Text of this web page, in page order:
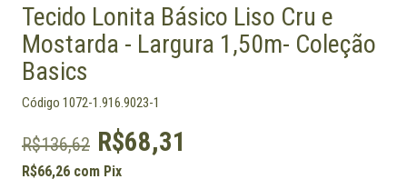
Tecido Lonita Básico Liso Cru e
Mostarda - Largura 1,50m- Coleção
Basics
Código 1072-1.916.9023-1
R$136,62 R$68,31
R$66,26 com Pix